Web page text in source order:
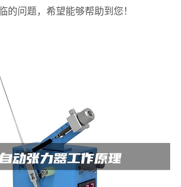
的问题，希望能够帮助到您！